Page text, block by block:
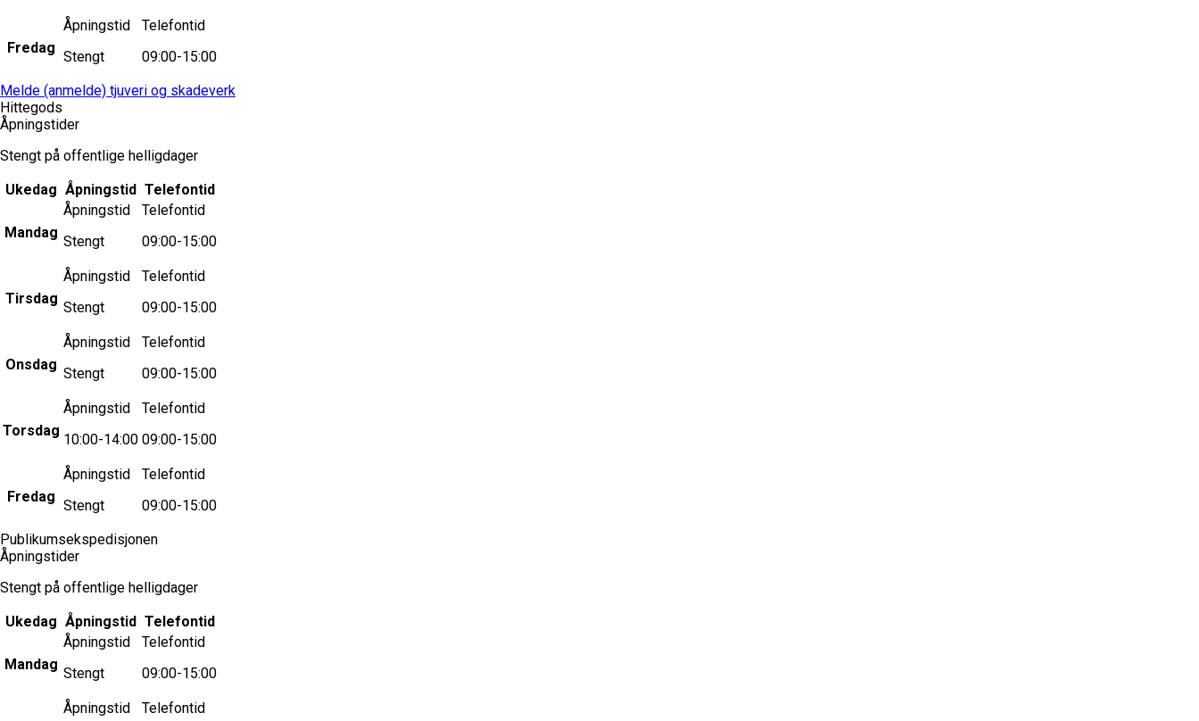
Fredag
Åpningstid
Stengt
Telefontid
09:00-15:00
Melde (anmelde) tjuveri og skadeverk
Hittegods
Åpningstider
Stengt på offentlige helligdager
Ukedag Åpningstid Telefontid
Mandag
Åpningstid
Stengt
Telefontid
09:00-15:00
Tirsdag
Åpningstid
Stengt
Telefontid
09:00-15:00
Onsdag
Åpningstid
Stengt
Telefontid
09:00-15:00
Torsdag
Åpningstid
10:00-14:00
Telefontid
09:00-15:00
Fredag
Åpningstid
Stengt
Telefontid
09:00-15:00
Publikumsekspedisjonen
Åpningstider
Stengt på offentlige helligdager
Ukedag Åpningstid Telefontid
Mandag
Åpningstid
Stengt
Telefontid
09:00-15:00
Åpningstid Telefontid